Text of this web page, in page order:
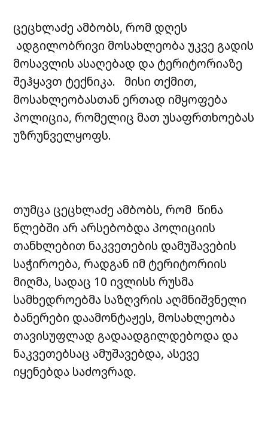
ცეცხლაძე ამბობს, რომ დღეს
ადგილობრივი მოსახლეობა უკვე გადის
მოსავლის ასაღებად და ტერიტორიაზე
შეჰყავთ ტექნიკა. მისი თქმით,
მოსახლეობასთან ერთად იმყოფება
პოლიცია, რომელიც მათ უსაფრთხოებას
უზრუნველყოფს.
თუმცა ცეცხლაძე ამბობს, რომ წინა
წლებში არ არსებობდა პოლიციის
თანხლებით ნაკვეთების დამუშავების
საჭიროება, რადგან იმ ტერიტორიის
მიღმა, სადაც 10 ივლისს რუსმა
სამხედროებმა საზღვრის აღმნიშვნელი
ბანერები დაამონტაჟეს, მოსახლეობა
თავისუფლად გადაადგილდებოდა და
ნაკვეთებსაც ამუშავებდა, ასევე
იყენებდა საძოვრად.